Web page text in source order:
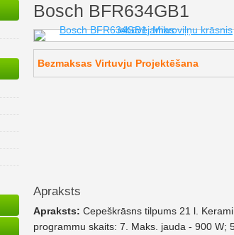
Bosch BFR634GB1
Bezmaksas Virtuvju Projektēšana
Apraksts
Apraksts: Cepeškrāsns tilpums 21 l.
programmu skaits: 7. Maks. jauda - 900 W;